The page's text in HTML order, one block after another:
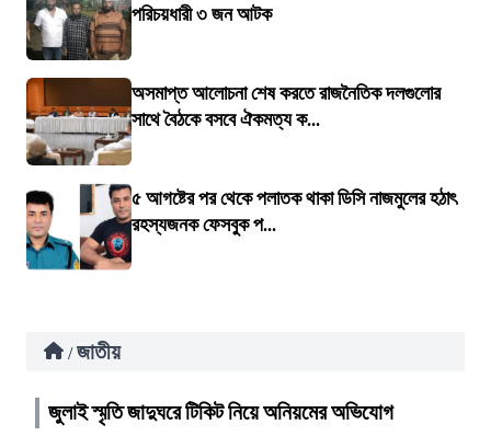
পরিচয়ধারী ৩ জন আটক
অসমাপ্ত আলোচনা শেষ করতে রাজনৈতিক দলগুলোর
সাথে বৈঠকে বসবে ঐকমত্য ক...
৫ আগষ্টের পর থেকে পলাতক থাকা ডিসি নাজমুলের হঠাৎ
রহস্যজনক ফেসবুক প...
/ জাতীয়
জুলাই স্মৃতি জাদুঘরে টিকিট নিয়ে অনিয়মের অভিযোগ